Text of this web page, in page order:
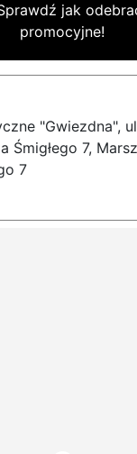
jak
promocyjne!
"Gwiezdna",
Śmigłego 7,
7